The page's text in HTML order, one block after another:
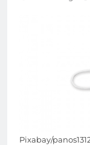
Pixabay/